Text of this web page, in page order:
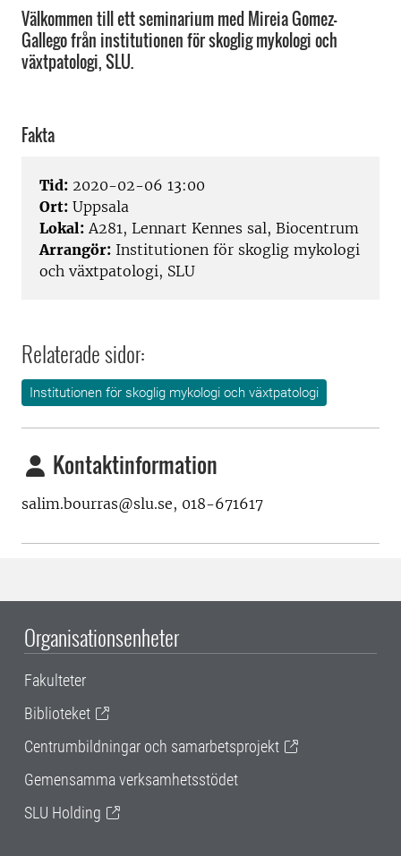
Välkommen till ett seminarium med Mireia Gomez-
Gallego från institutionen för skoglig mykologi och
växtpatologi, SLU.
Fakta
Tid: 2020-02-06 13:00
Ort: Uppsala
Lokal: A281, Lennart Kennes sal, Biocentrum
Arrangör: Institutionen för skoglig mykologi
och växtpatologi, SLU
Relaterade sidor:
Institutionen för skoglig mykologi och växtpatologi
Kontaktinformation
salim.bourras@slu.se, 018-671617
Organisationsenheter
Fakulteter
Biblioteket
Centrumbildningar och samarbetsprojekt
Gemensamma verksamhetsstödet
SLU Holding